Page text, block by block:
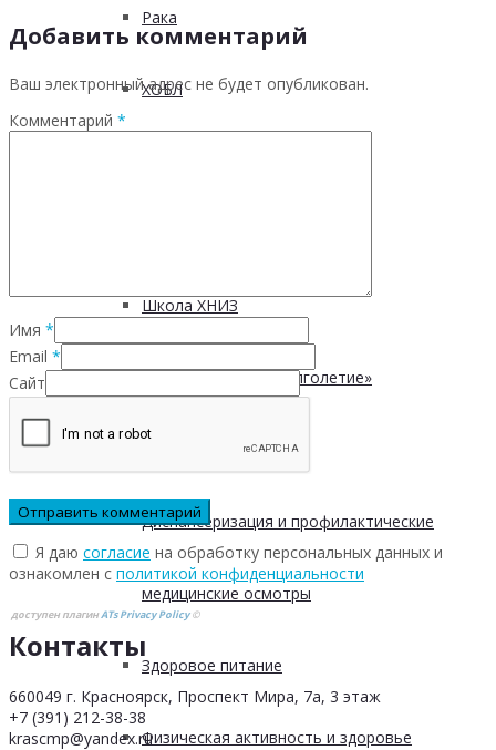
Рака
ХОБЛ
Школа ХНИЗ
Клуб «Сибирское долголетие»
Здоровый образ жизни
Диспансеризация и профилактические
медицинские осмотры
Здоровое питание
Физическая активность и здоровье
Добавить комментарий
Ваш электронный адрес не будет опубликован.
Комментарий *
Имя *
Email *
Сайт
Я даю согласие на обработку персональных данных и
ознакомлен с политикой конфиденциальности
доступен плагинATs Privacy Policy©
Контакты
660049 г. Красноярск, Проспект Мира, 7а, 3 этаж
+7 (391) 212-38-38
krascmp@yandex.ru